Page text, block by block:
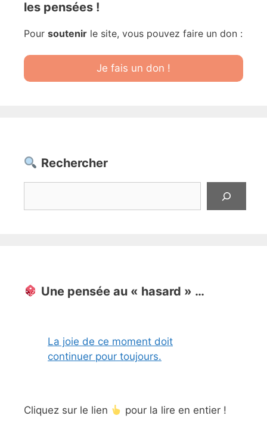
les pensées !
Pour soutenir le site, vous pouvez faire un don :
Je fais un don !
Rechercher
Une pensée au « hasard » …
La joie de ce moment doit
continuer pour toujours.
Cliquez sur le lien pour la lire en entier !